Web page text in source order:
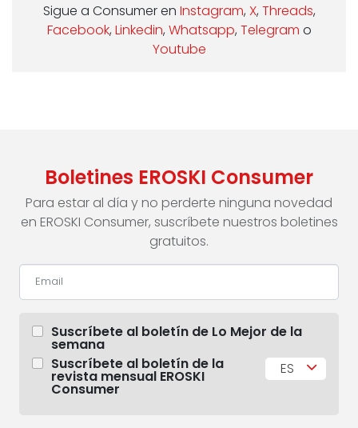
Sigue a Consumer en Instagram, X, Threads,
Facebook, Linkedin, Whatsapp, Telegram o
Youtube
Boletines EROSKI Consumer
Para estar al día y no perderte ninguna novedad
en EROSKI Consumer, suscríbete nuestros boletines
gratuitos.
Suscríbete al boletín de Lo Mejor de la
semana
Suscríbete al boletín de la
revista mensual EROSKI
Consumer
ES